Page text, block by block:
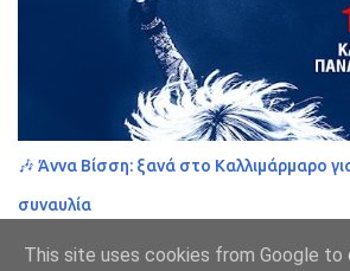
🎶 Άννα Βίσση: ξανά στο Καλλιμάρμαρο
συναυλία
This site uses cookies from Google to